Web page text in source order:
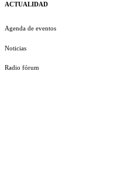
ACTUALIDAD
Agenda de eventos
Noticias
Radio fórum